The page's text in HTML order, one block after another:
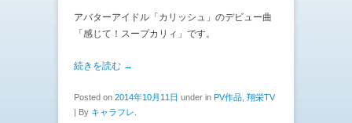
アバターアイドル「カリッシュ」のデビュー曲
「感じて！スープカリィ」です。
続きを読む →
Posted on 2014年10月11日 under in PV作品 翔栄TV
| By キャラフレ